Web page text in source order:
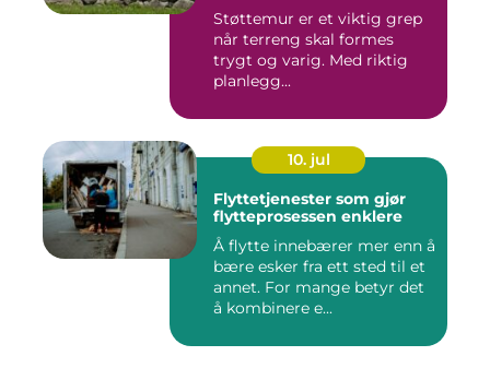
Støttemur er et viktig grep
når terreng skal formes
trygt og varig. Med riktig
planlegg...
10. jul
Flyttetjenester som gjør
flytteprosessen enklere
Å flytte innebærer mer enn å
bære esker fra ett sted til et
annet. For mange betyr det
å kombinere e...